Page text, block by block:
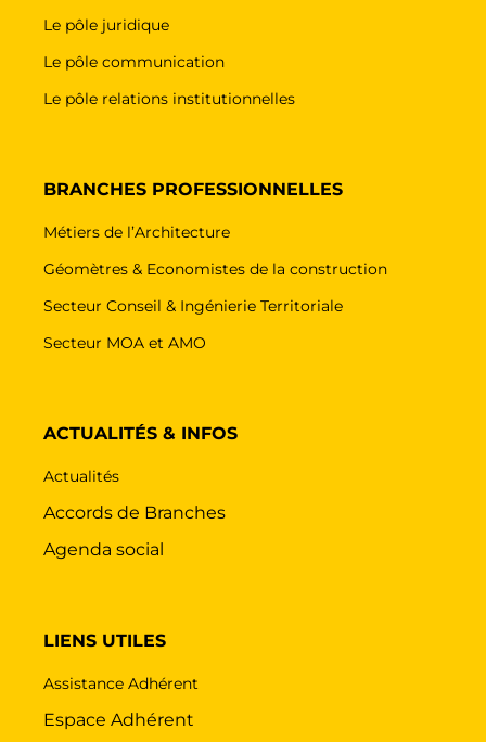
Le pôle juridique
Le pôle communication
Le pôle relations institutionnelles
BRANCHES PROFESSIONNELLES
Métiers de l’Architecture
Géomètres & Economistes de la construction
Secteur Conseil & Ingénierie Territoriale
Secteur MOA et AMO
ACTUALITÉS & INFOS
Actualités
Accords de Branches
Agenda social
LIENS UTILES
Assistance Adhérent
Espace Adhérent